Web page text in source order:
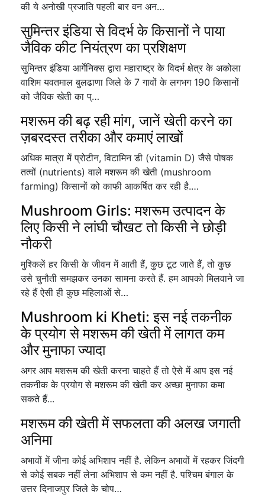
की ये अनोखी प्रजाति पहली बार वन अन…
सुमिन्तर इंडिया से विदर्भ के किसानों ने पाया
जैविक कीट नियंत्रण का प्रशिक्षण
सुमिन्तर इंडिया आर्गेनिक्स द्वारा महाराष्ट्र के विदर्भ क्षेत्र के अकोला
वाशिम यवतमाल बुलढाणा जिले के 7 गावों के लगभग 190 किसानों
को जैविक खेती का प्…
मशरूम की बढ़ रही मांग, जानें खेती करने का
ज़बरदस्त तरीका और कमाएं लाखों
अधिक मात्रा में प्रोटीन, विटामिन डी (vitamin D) जैसे पोषक
तत्वों (nutrients) वाले मशरूम की खेती (mushroom
farming) किसानों को काफी आकर्षित कर रही है.…
Mushroom Girls: मशरूम उत्पादन के
लिए किसी ने लांघी चौखट तो किसी ने छोड़ी
नौकरी
मुश्किलें हर किसी के जीवन में आती हैं, कुछ टूट जाते हैं, तो कुछ
उसे चुनौती समझकर उनका सामना करते हैं. हम आपको मिलवाने जा
रहे हैं ऐसी ही कुछ महिलाओं से…
Mushroom ki Kheti: इस नई तकनीक
के प्रयोग से मशरूम की खेती में लागत कम
और मुनाफा ज्यादा
अगर आप मशरूम की खेती करना चाहते हैं तो ऐसे में आप इस नई
तकनीक के प्रयोग से मशरूम की खेती कर अच्छा मुनाफा कमा
सकते हैं...
मशरूम की खेती में सफलता की अलख जगाती
अनिमा
अभावों में जीना कोई अभिशाप नहीं है. लेकिन अभावों में रहकर जिंदगी
से कोई सबक नहीं लेना अभिशाप से कम नहीं है. पश्चिम बंगाल के
उत्तर दिनाजपुर जिले के चोप…